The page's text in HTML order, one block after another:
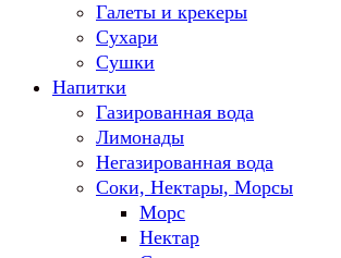
Галеты и крекеры
Сухари
Сушки
Напитки
Газированная вода
Лимонады
Негазированная вода
Соки, Нектары, Морсы
Морс
Нектар